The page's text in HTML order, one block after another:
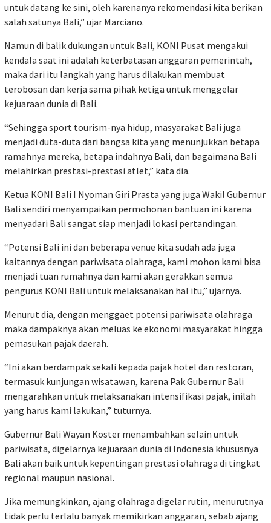
untuk datang ke sini, oleh karenanya rekomendasi kita berikan
salah satunya Bali,” ujar Marciano.
Namun di balik dukungan untuk Bali, KONI Pusat mengakui
kendala saat ini adalah keterbatasan anggaran pemerintah,
maka dari itu langkah yang harus dilakukan membuat
terobosan dan kerja sama pihak ketiga untuk menggelar
kejuaraan dunia di Bali.
“Sehingga sport tourism-nya hidup, masyarakat Bali juga
menjadi duta-duta dari bangsa kita yang menunjukkan betapa
ramahnya mereka, betapa indahnya Bali, dan bagaimana Bali
melahirkan prestasi-prestasi atlet,” kata dia.
Ketua KONI Bali I Nyoman Giri Prasta yang juga Wakil Gubernur
Bali sendiri menyampaikan permohonan bantuan ini karena
menyadari Bali sangat siap menjadi lokasi pertandingan.
“Potensi Bali ini dan beberapa venue kita sudah ada juga
kaitannya dengan pariwisata olahraga, kami mohon kami bisa
menjadi tuan rumahnya dan kami akan gerakkan semua
pengurus KONI Bali untuk melaksanakan hal itu,” ujarnya.
Menurut dia, dengan menggaet potensi pariwisata olahraga
maka dampaknya akan meluas ke ekonomi masyarakat hingga
pemasukan pajak daerah.
“Ini akan berdampak sekali kepada pajak hotel dan restoran,
termasuk kunjungan wisatawan, karena Pak Gubernur Bali
mengarahkan untuk melaksanakan intensifikasi pajak, inilah
yang harus kami lakukan,” tuturnya.
Gubernur Bali Wayan Koster menambahkan selain untuk
pariwisata, digelarnya kejuaraan dunia di Indonesia khususnya
Bali akan baik untuk kepentingan prestasi olahraga di tingkat
regional maupun nasional.
Jika memungkinkan, ajang olahraga digelar rutin, menurutnya
tidak perlu terlalu banyak memikirkan anggaran, sebab ajang